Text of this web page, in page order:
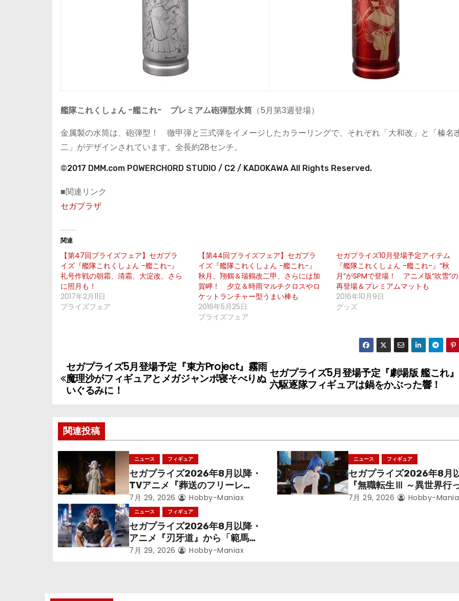
艦隊これくしょん -艦これ- プレミアム砲弾型水筒 （5月第3週登場）
金属製の水筒は、砲弾型！ 徹甲弾と三式弾をイメージしたカラーリングで、それぞれ「大和改」と「榛名
二」がデザインされています。全長約28センチ。
©2017 DMM.com POWERCHORD STUDIO / C2 / KADOKAWA All Rights Reserved.
■関連リンク
セガプラザ
関連
【第47回プライズフェア】セガプラ
イズ『艦隊これくしょん -艦これ-』
礼号作戦の朝霜、清霜、大淀改、さら
に照月も！
2017年2月11日
プライズフェア
【第44回プライズフェア】セガプラ
イズ『艦隊これくしょん -艦これ-』
秋月、翔鶴＆瑞鶴改二甲、さらには加
賀岬！ 夕立＆時雨マルチクロスやロ
ケットランチャー型うまい棒も
2016年5月25日
プライズフェア
セガプライズ10月登場予定アイテム
『艦隊これくしょん -艦これ-』“秋
月“がSPMで登場！ アニメ版“吹雪“の
再登場＆プレミアムマットも
2016年10月9日
グッズ
投
稿
ビ
ゲ
ー
シ
ョ
ン
セガプライズ5月登場予定『劇場版 艦これ
六駆逐隊フィギュアは鍋をかぶった響！
セガプライズ5月登場予定『東方Project』霧雨
魔理沙がフィギュアとメガジャンボ寝そべりぬ
いぐるみに！
関連投稿
ニュース フィギュア
セガプライズ2026年8月以降・
TVアニメ『葬送のフリーレ
ン』鉱山で300年働くことにな
っっちゃった「フリーレン」を
立体化！
7月 29, 2026 Hobby-Maniax
ニュース フィギュア
セガプライズ2026年8月
『無職転生Ⅲ ～異世界行
本気だす～』から「ロキ
7月 29, 2026 Hobby-
ニュース フィギュア
セガプライズ2026年8月以降・
アニメ『刃牙道』から「範馬勇
次郎」が登場ッッ!!
7月 29, 2026 Hobby-Maniax